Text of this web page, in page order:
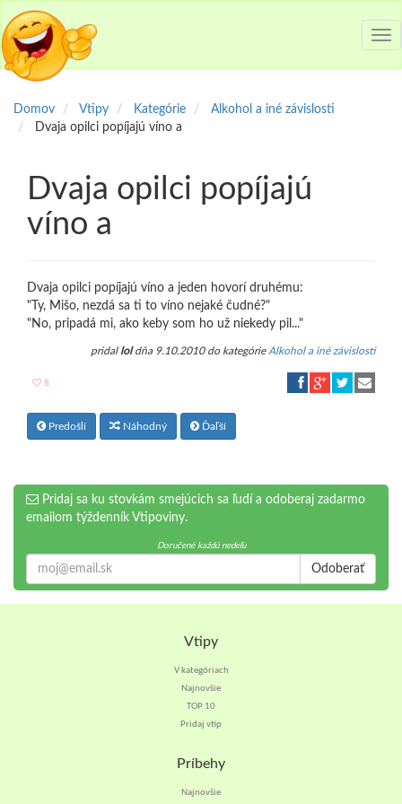
Domov Vtipy Kategórie
Alkohol a iné závislosti
Dvaja opilci popíjajú víno a
Dvaja opilci popíjajú
víno a
Dvaja opilci popíjajú víno a jeden hovorí druhému:
"Ty, Mišo, nezdá sa ti to víno nejaké čudné?"
"No, pripadá mi, ako keby som ho už niekedy pil..."
pridal loldňa 9.10.2010 do kategórie Alkohol a iné závislosti
8
Predošlí Náhodný Ďaľší
Pridaj sa ku stovkám smejúcich sa ľudí a odoberaj zadarmo
emailom týždenník Vtipoviny.
Doručené každú nedeľu
Odoberať
Vtipy
V kategóriach
Najnovšie
TOP 10
Pridaj vtip
Príbehy
Najnovšie